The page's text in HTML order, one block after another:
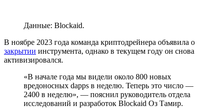
Данные: Blockaid.
В ноябре 2023 года команда криптодрейнера объявила о
закрытии инструмента, однако в текущем году он снова
активизировался.
«В начале года мы видели около 800 новых
вредоносных dapps в неделю. Теперь это число —
2400 в неделю», — пояснил руководитель отдела
исследований и разработок Blockaid Оз Тамир.